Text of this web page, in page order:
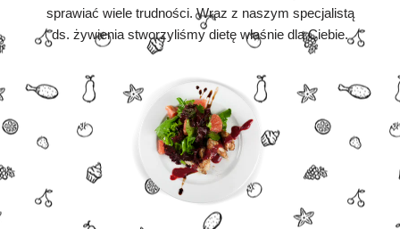
sprawiać wiele trudności. Wraz z naszym specjalistą
ds. żywienia stworzyliśmy dietę właśnie dla Ciebie.